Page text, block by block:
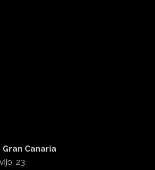
Canaria
23